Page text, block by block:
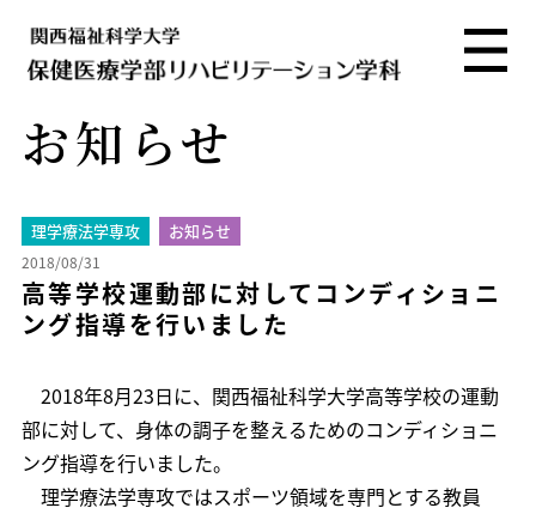
お知らせ
理学療法学専攻 お知らせ
2018/08/31
高等学校運動部に対してコンディショニ
ング指導を行いました
2018年8月23日に、関西福祉科学大学高等学校の運動
部に対して、身体の調子を整えるためのコンディショニ
ング指導を行いました。
理学療法学専攻ではスポーツ領域を専門とする教員